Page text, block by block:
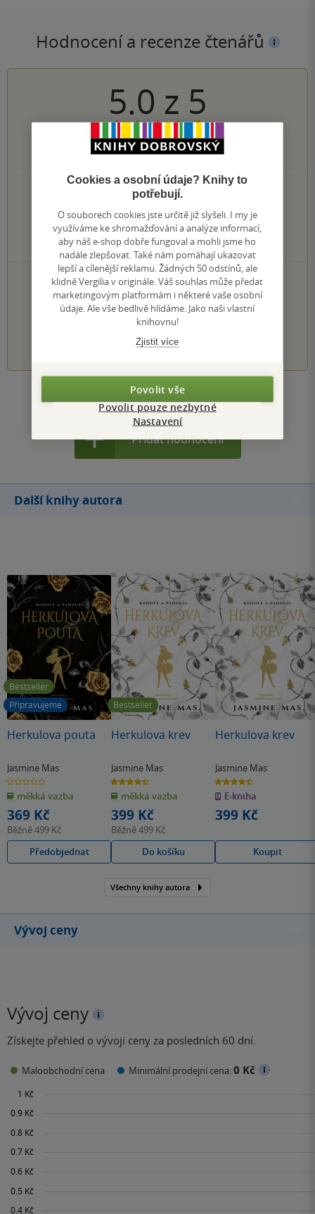
Hodnocení a recenze čtenářů
5.0 z 5
2hodnocení čtenářů
2×
5 hvězdiček
0×
4 hvězdičky
0×
3 hvězdičky
0×
2 hvězdičky
0×
1 hvezdička
PŘIDEJTE SVÉ HODNOCENÍ KNIHY
Hodnocení našich knihkupců: 0.0 z 5
3 4 5
Přidat hodnocení
Další knihy autora
Bestseller
Připravujeme
Herkulova pouta
Jasmine Mas
0.0
z
5
hvězdiček
měkká vazba
369 Kč
Běžně499 Kč
Předobjednat
Bestseller
Herkulova krev
Jasmine Mas
4.5
z
5
hvězdiček
měkká vazba
399 Kč
Běžně499 Kč
Do košíku
Herkulova krev
Jasmine Mas
4.5
z
5
hvězdiček
E-kniha
399 Kč
Koupit
Všechny knihy autora
Vývoj ceny
Vývoj ceny
Získejte přehled o vývoji ceny za posledních 60 dní.
Maloobchodní cena Minimální prodejní cena:0 Kč
Cookies a osobní údaje? Knihy to
potřebují.
O souborech cookies jste určitě již slyšeli. I my je
využíváme ke shromažďování a analýze informací,
aby náš e-shop dobře fungoval a mohli jsme ho
nadále zlepšovat. Také nám pomáhají ukazovat
lepší a cílenější reklamu. Žádných 50 odstínů, ale
klidně Vergilia v originále. Váš souhlas může předat
marketingovým platformám i některé vaše osobní
údaje. Ale vše bedlivě hlídáme. Jako naši vlastní
knihovnu!
Zjistit více
Povolit vše
Povolit pouze nezbytné
Nastavení